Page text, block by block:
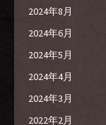
2024年8月
2024年6月
2024年5月
2024年4月
2024年3月
2022年2月